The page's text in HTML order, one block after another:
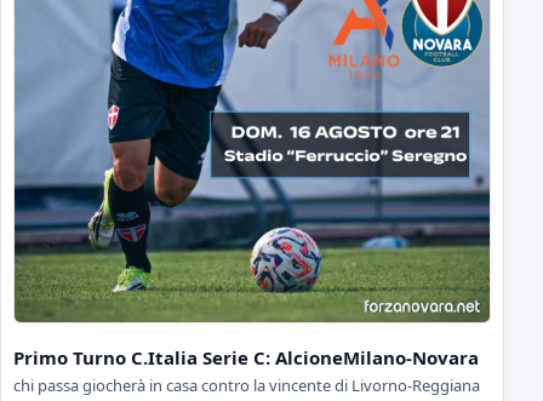
Primo Turno C.Italia Serie C: AlcioneMilano-Novara
chi passa giocherà in casa contro la vincente di Livorno-Reggiana